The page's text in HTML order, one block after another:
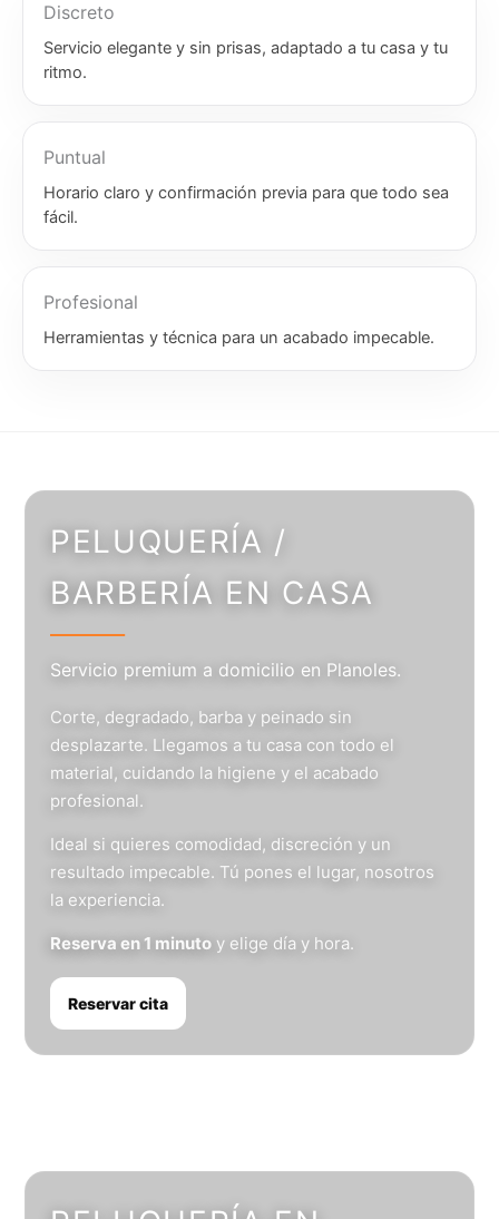
Discreto
Servicio elegante y sin prisas, adaptado a tu casa y tu
ritmo.
Puntual
Horario claro y confirmación previa para que todo sea
fácil.
Profesional
Herramientas y técnica para un acabado impecable.
PELUQUERÍA /
BARBERÍA EN CASA
Servicio premium a domicilio en Planoles.
Corte, degradado, barba y peinado sin
desplazarte. Llegamos a tu casa con todo el
material, cuidando la higiene y el acabado
profesional.
Ideal si quieres comodidad, discreción y un
resultado impecable. Tú pones el lugar, nosotros
la experiencia.
Reserva en 1 minuto y elige día y hora.
Reservar cita